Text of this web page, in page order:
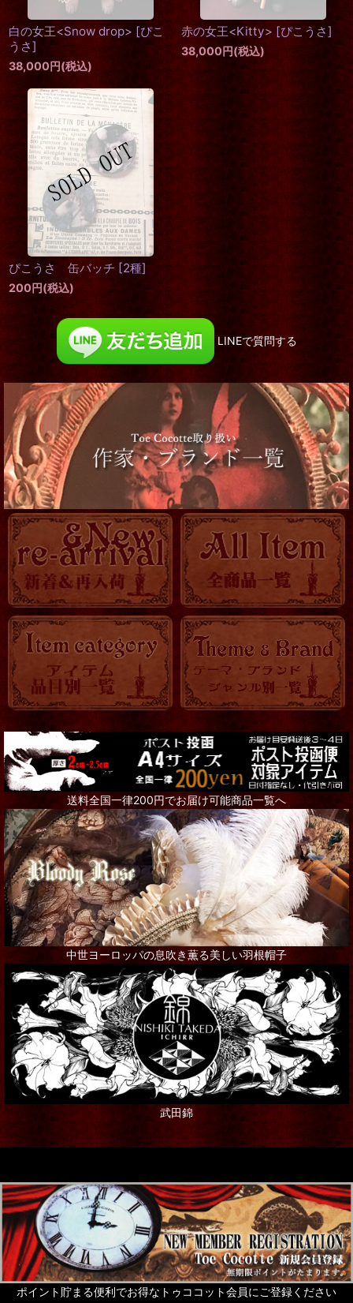
白の女王<Snow drop> [ぴこ
うさ]
38,000円(税込)
赤の女王<Kitty> [ぴこうさ]
38,000円(税込)
ぴこうさ 缶バッチ [2種]
200円(税込)
LINEで質問する
送料全国一律200円でお届け可能商品一覧へ
中世ヨーロッパの息吹き薫る美しい羽根帽子
武田錦
ポイント貯まる便利でお得なトゥココット会員にご登録ください